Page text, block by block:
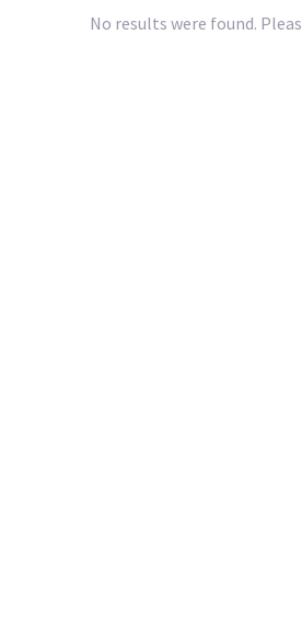
No results were found.